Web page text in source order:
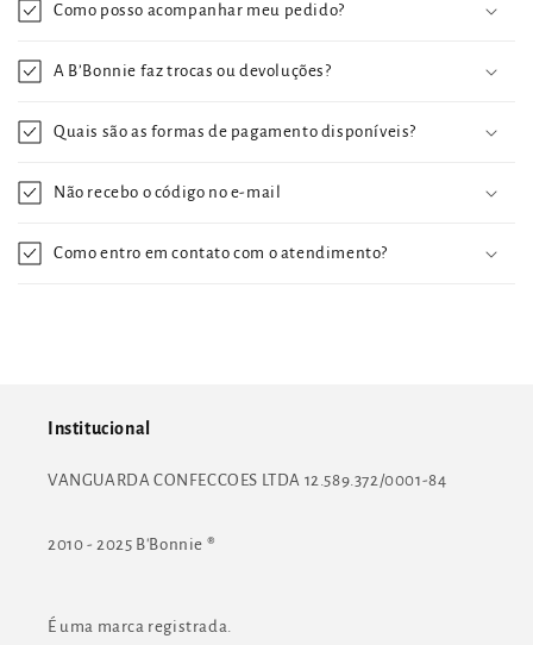
Como posso acompanhar meu pedido?
A B’Bonnie faz trocas ou devoluções?
Quais são as formas de pagamento disponíveis?
Não recebo o código no e-mail
Como entro em contato com o atendimento?
Institucional
VANGUARDA CONFECCOES LTDA 12.589.372/0001-84
2010 - 2025 B'Bonnie ®
É uma marca registrada.